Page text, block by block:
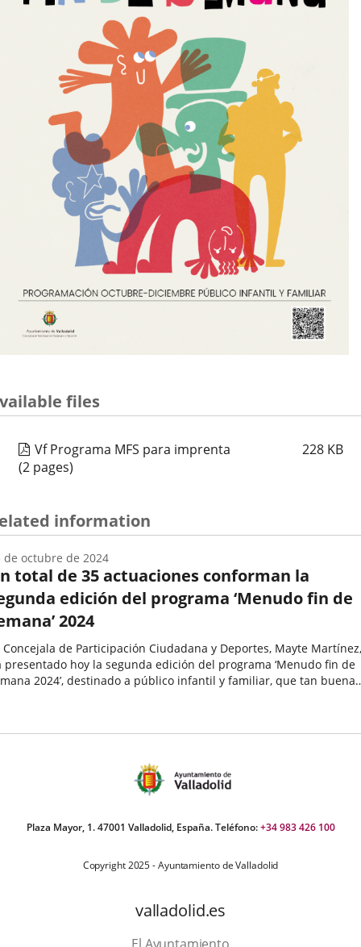
files
Vf Programa MFS para imprenta 228 KB
(2 pages)
information
total de 35 actuaciones conforman la
edición del programa ‘Menudo fin de
2024
Concejala de Participación Ciudadana y Deportes, Mayte Martínez,
presentado hoy la segunda edición del programa ‘Menudo fin de
2024’, destinado a público infantil y familiar, que tan buena
de octubre de 2024
Plaza Mayor, 1. 47001 Valladolid, España. Teléfono:+34 983 426 100
Copyright 2025 - Ayuntamiento de Valladolid
valladolid.es